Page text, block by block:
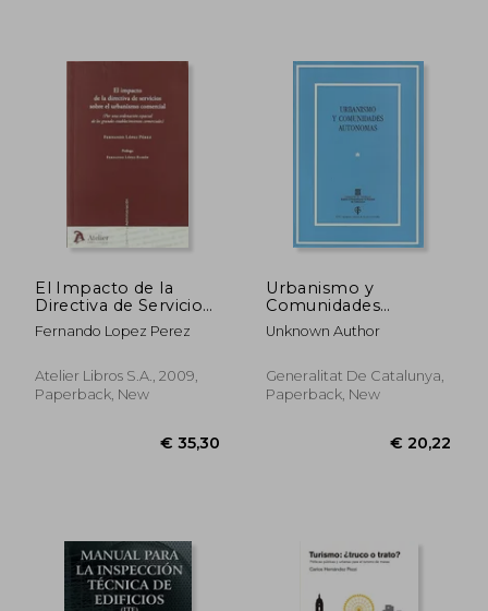
El Impacto de la
Directiva de Servicios
Sobre el Urbanismo
Comercial (in
Fernando Lopez Perez
Atelier Libros S.A., 2009,
Paperback, New
Urbanismo y
Comunidades
Autónomas (in
Spanish)
Unknown Author
Generalitat De Catalunya,
Paperback, New